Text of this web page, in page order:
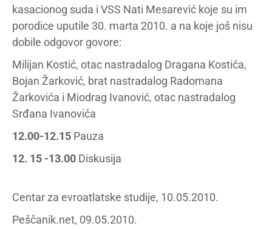
kasacionog suda i VSS Nati Mesarević koje su im
porodice uputile 30. marta 2010. a na koje još nisu
dobile odgovor govore:
Milijan Kostić, otac nastradalog Dragana Kostića,
Bojan Žarković, brat nastradalog Radomana
Žarkovića i Miodrag Ivanović, otac nastradalog
Srđana Ivanovića
12.00-12.15 Pauza
12. 15 -13.00 Diskusija
Centar za evroatlatske studije, 10.05.2010.
Peščanik.net, 09.05.2010.